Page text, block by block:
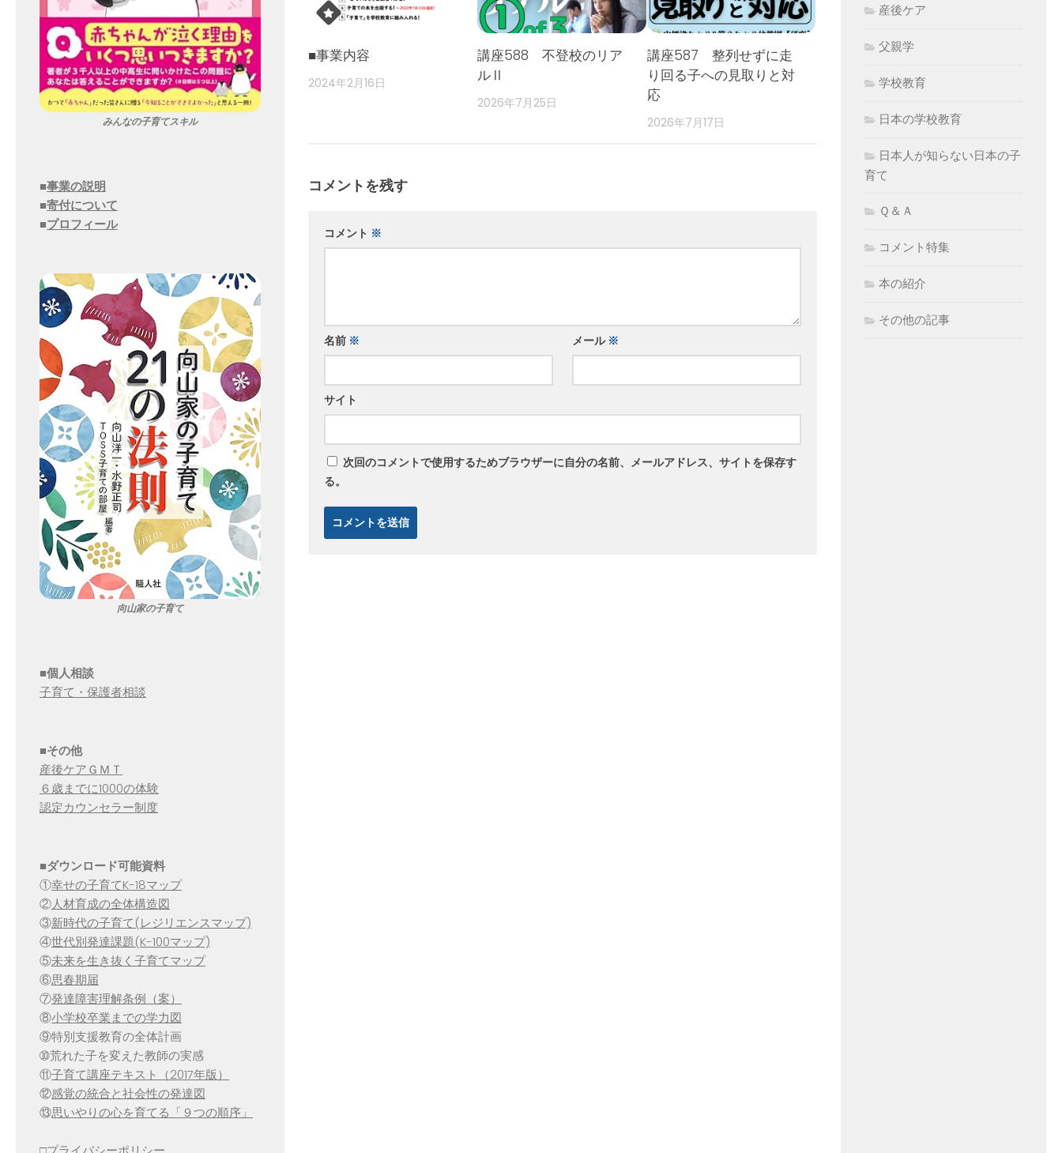
■事業内容
2024年2月16日
講座588 不登校のリア
ルⅡ
2026年7月25日
講座587 整列せずに走
り回る子への見取りと対
応
2026年7月17日
コメントを残す
コメント ※
名前 ※ メール ※
サイト
次回のコメントで使用するためブラウザーに自分の名前、メールアドレス、サイトを保存す
る。
みんなの子育てスキル
■事業の説明
■寄付について
■プロフィール
向山家の子育て
■個人相談
子育て・保護者相談
■その他
産後ケアＧＭＴ
６歳までに1000の体験
認定カウンセラー制度
■ダウンロード可能資料
①幸せの子育てK-18マップ
②人材育成の全体構造図
③新時代の子育て(レジリエンスマップ)
④世代別発達課題(K-100マップ)
⑤未来を生き抜く子育てマップ
⑥思春期届
⑦発達障害理解条例（案）
⑧小学校卒業までの学力図
⑨特別支援教育の全体計画
➉荒れた子を変えた教師の実感
⑪子育て講座テキスト（2017年版）
⑫感覚の統合と社会性の発達図
⑬思いやりの心を育てる「９つの順序」
産後ケア
父親学
学校教育
日本の学校教育
日本人が知らない日本の子
育て
Ｑ＆Ａ
コメント特集
本の紹介
その他の記事